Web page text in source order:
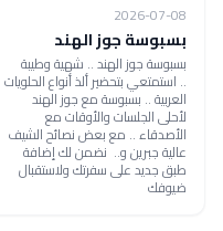
2026-07-08
بسبوسة جوز الهند
بسبوسة جوز الهند .. شهية وطيبة
.. استمتعي بتحضير ألذ أنواع الحلويات
العربية .. بسبوسة مع جوز الهند
لأحلى الجلسات والأوقات مع
الأصدقاء .. مع بعض نصائح الشيف
عالية جبرين و.. نضمن لك إضافة
طبق جديد على سفرتك ولاستقبال
ضيوفك